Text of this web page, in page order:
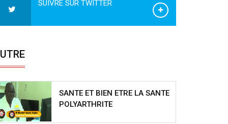
SUIVRE SUR TWITTER
SANTE ET BIEN ETRE LA SANTE
POLYARTHRITE